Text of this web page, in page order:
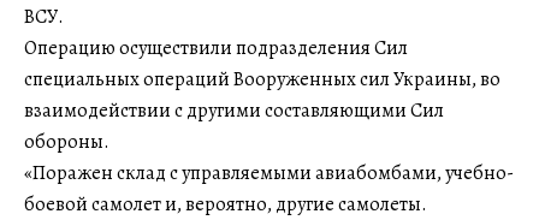
ВСУ.
Операцию осуществили подразделения Сил
специальных операций Вооруженных сил Украины, во
взаимодействии с другими составляющими Сил
обороны.
«Поражен склад с управляемыми авиабомбами, учебно-
боевой самолет и, вероятно, другие самолеты.